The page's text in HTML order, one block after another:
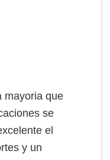
mayoria que
se
el
y un